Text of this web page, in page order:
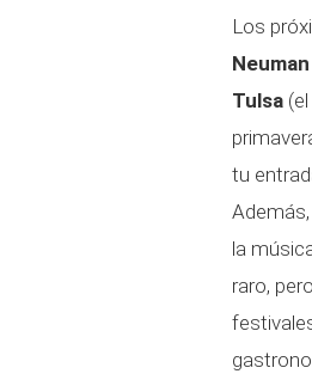
Los
Neuman
Tulsa
tu
la
raro,